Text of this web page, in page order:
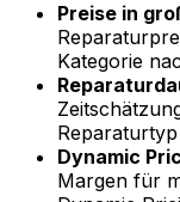
Preise in
Kategorie
Dynamic
Margen für